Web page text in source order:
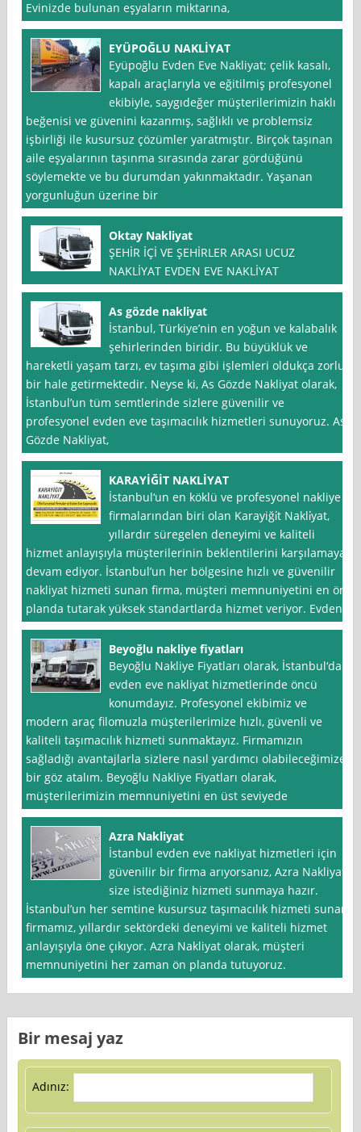
Evinizde bulunan eşyaların miktarına,
EYÜPOĞLU NAKLİYAT
Eyüpoğlu Evden Eve Nakliyat; çelik kasalı,
kapalı araçlarıyla ve eğitilmiş profesyonel
ekibiyle, saygıdeğer müşterilerimizin haklı
beğenisi ve güvenini kazanmış, sağlıklı ve problemsiz
işbirliği ile kusursuz çözümler yaratmıştır. Birçok taşınan
aile eşyalarının taşınma sırasında zarar gördüğünü
söylemekte ve bu durumdan yakınmaktadır. Yaşanan
yorgunluğun üzerine bir
Oktay Nakliyat
ŞEHİR İÇİ VE ŞEHİRLER ARASI UCUZ
NAKLİYAT EVDEN EVE NAKLİYAT
As gözde nakliyat
İstanbul, Türkiye’nin en yoğun ve kalabalık
şehirlerinden biridir. Bu büyüklük ve
hareketli yaşam tarzı, ev taşıma gibi işlemleri oldukça zorlu
bir hale getirmektedir. Neyse ki, As Gözde Nakliyat olarak,
İstanbul’un tüm semtlerinde sizlere güvenilir ve
profesyonel evden eve taşımacılık hizmetleri sunuyoruz. As
Gözde Nakliyat,
KARAYİĞİT NAKLİYAT
İstanbul‘un en köklü ve profesyonel nakliye
firmalarından biri olan Karayiği̇t Nakli̇yat,
yıllardır süregelen deneyimi ve kaliteli
hizmet anlayışıyla müşterilerinin beklentilerini karşılamaya
devam ediyor. İstanbul’un her bölgesine hızlı ve güvenilir
nakliyat hizmeti sunan firma, müşteri memnuniyetini en ön
planda tutarak yüksek standartlarda hizmet veriyor. Evden
Beyoğlu nakliye fiyatları
Beyoğlu Nakliye Fiyatları olarak, İstanbul‘da
evden eve nakliyat hizmetlerinde öncü
konumdayız. Profesyonel ekibimiz ve
modern araç filomuzla müşterilerimize hızlı, güvenli ve
kaliteli taşımacılık hizmeti sunmaktayız. Firmamızın
sağladığı avantajlarla sizlere nasıl yardımcı olabileceğimize
bir göz atalım. Beyoğlu Nakliye Fiyatları olarak,
müşterilerimizin memnuniyetini en üst seviyede
Azra Nakliyat
İstanbul evden eve nakliyat hizmetleri için
güvenilir bir firma arıyorsanız, Azra Nakliyat
size istediğiniz hizmeti sunmaya hazır.
İstanbul’un her semtine kusursuz taşımacılık hizmeti sunan
firmamız, yıllardır sektördeki deneyimi ve kaliteli hizmet
anlayışıyla öne çıkıyor. Azra Nakliyat olarak, müşteri
memnuniyetini her zaman ön planda tutuyoruz.
Bir mesaj yaz
Adınız: